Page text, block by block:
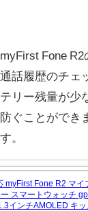
Fone
話履歴のチェ
リー残量が少
ぐことができ
。
myFirst Fone R2 マイ
スマートウォッチ
インチAMOLED キ